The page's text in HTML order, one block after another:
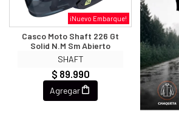
¡Nuevo Embarque!
Casco Moto Shaft 226 Gt
Solid N.m Sm Abierto
SHAFT
$ 89.990
Agregar